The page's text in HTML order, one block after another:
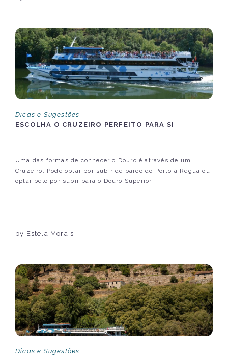
Dicas e Sugestões
ESCOLHA O CRUZEIRO PERFEITO PARA SI
Uma das formas de conhecer o Douro é através de um
Cruzeiro. Pode optar por subir de barco do Porto à Régua ou
optar pelo por subir para o Douro Superior.
by Estela Morais
Dicas e Sugestões